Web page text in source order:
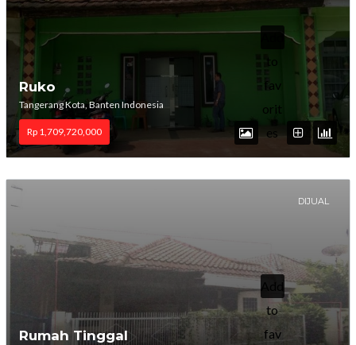
to
fav
orit
es
Ruko
Tangerang Kota, Banten Indonesia
Rp 1,709,720,000
DIJUAL
to
fav
Rumah Tinggal